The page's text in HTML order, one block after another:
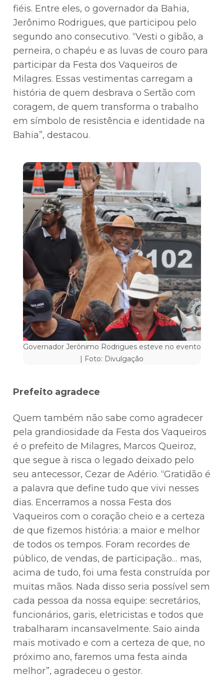
fiéis. Entre eles, o governador da Bahia,
Jerônimo Rodrigues, que participou pelo
segundo ano consecutivo. “Vesti o gibão, a
perneira, o chapéu e as luvas de couro para
participar da Festa dos Vaqueiros de
Milagres. Essas vestimentas carregam a
história de quem desbrava o Sertão com
coragem, de quem transforma o trabalho
em símbolo de resistência e identidade na
Bahia”, destacou.
Governador Jerônimo Rodrigues esteve no evento
| Foto: Divulgação
Prefeito agradece
Quem também não sabe como agradecer
pela grandiosidade da Festa dos Vaqueiros
é o prefeito de Milagres, Marcos Queiroz,
que segue à risca o legado deixado pelo
seu antecessor, Cezar de Adério. “Gratidão é
a palavra que define tudo que vivi nesses
dias. Encerramos a nossa Festa dos
Vaqueiros com o coração cheio e a certeza
de que fizemos história: a maior e melhor
de todos os tempos. Foram recordes de
público, de vendas, de participação… mas,
acima de tudo, foi uma festa construída por
muitas mãos. Nada disso seria possível sem
cada pessoa da nossa equipe: secretários,
funcionários, garis, eletricistas e todos que
trabalharam incansavelmente. Saio ainda
mais motivado e com a certeza de que, no
próximo ano, faremos uma festa ainda
melhor”, agradeceu o gestor.